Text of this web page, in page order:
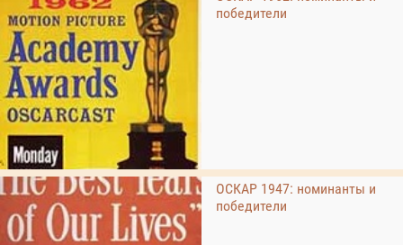
победители
ОСКАР 1947: номинанты и
победители